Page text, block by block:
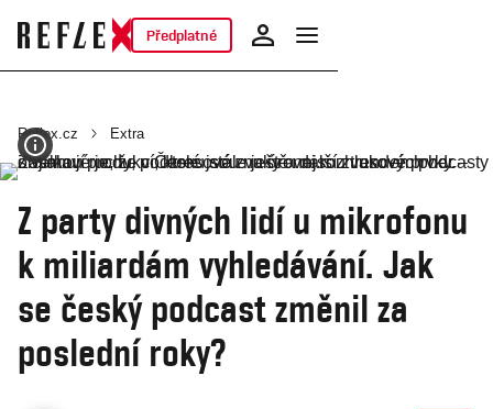
Předplatné
Reflex.cz Extra
Z party divných lidí u mikrofonu
k miliardám vyhledávání. Jak
se český podcast změnil za
poslední roky?